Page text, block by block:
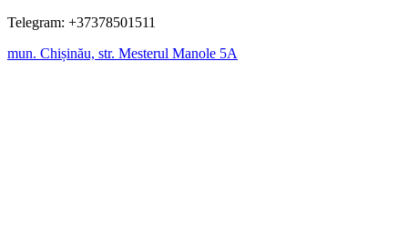
Telegram: +37378501511
mun. Chișinău, str. Mesterul Manole 5A